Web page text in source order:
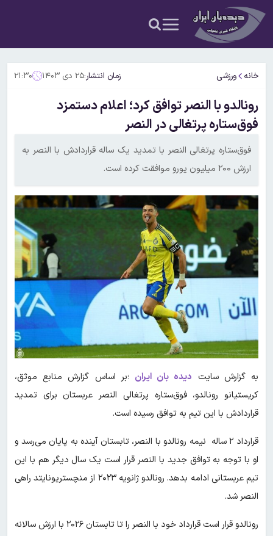
خانه ورزشی زمان انتشار:۲۵ دی ۱۴۰۳ ۲۱:۳۰
رونالدو با النصر توافق کرد؛ اعلام دستمزد
فوق‌ستاره پرتغالی در النصر
فوق‌ستاره پرتغالی النصر با تمدید یک ساله قراردادش با النصر به
ارزش ۲۰۰ میلیون یورو موافقت کرده است.
به گزارش سایت دیده بان ایران ؛بر اساس گزارش منابع موثق،
کریستیانو رونالدو، فوق‌ستاره پرتغالی النصر عربستان برای تمدید
قراردادش با این تیم به توافق رسیده است.
قرارداد ۲ ساله نیمه رونالدو با النصر، تابستان آینده به پایان می‌رسد و
او با توجه به توافق جدید با النصر قرار است یک سال دیگر هم با این
تیم عربستانی ادامه بدهد. رونالدو ژانویه ۲۰۲۳ از منچستریونایتد راهی
النصر شد.
رونالدو قرار است قرارداد خود با النصر را تا تابستان ۲۰۲۶ با ارزش سالانه